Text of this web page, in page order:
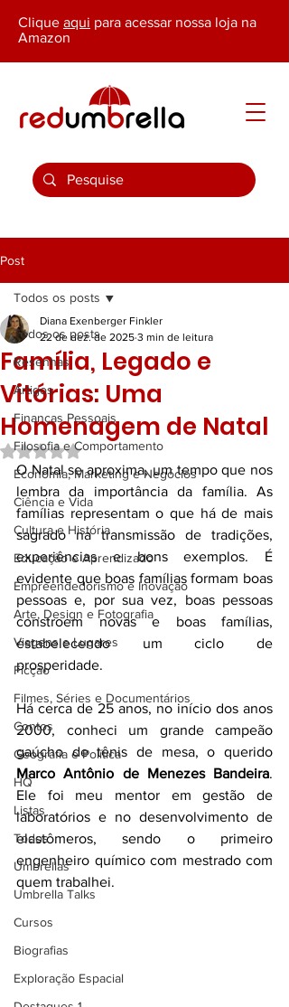
Clique aqui para acessar nossa loja na
Amazon
Post
Todos os posts
Resenhas
Artigos
Finanças Pessoais
Filosofia e Comportamento
Economia, Marketing e Negócios
Ciência e Vida
Cultura e História
Educação e Aprendizado
Empreendedorismo e Inovação
Arte, Design e Fotografia
Viagens e Lugares
Ficção
Filmes, Séries e Documentários
Contos
Geografia e Política
HQ
Listas
Todos
Umbrellas
Umbrella Talks
Cursos
Biografias
Exploração Espacial
Todos os posts
Família, Legado e
Vitórias: Uma
Homenagem de Natal
Diana Exenberger Finkler
22 de dez. de 2025 3 min de leitura
Avaliado com NaN de 5 estrelas.
O Natal se aproxima, um tempo que nos
lembra da importância da família. As
famílias representam o que há de mais
sagrado na transmissão de tradições,
experiências e bons exemplos. É
evidente que boas famílias formam boas
pessoas e, por sua vez, boas pessoas
constroem novas e boas famílias,
estabelecendo um ciclo de
prosperidade.
Há cerca de 25 anos, no início dos anos
2000, conheci um grande campeão
Marco Antônio de Menezes Bandeira.
Ele foi meu mentor em gestão de
laboratórios e no desenvolvimento de
elastômeros, sendo o primeiro
engenheiro químico com mestrado com
quem trabalhei.